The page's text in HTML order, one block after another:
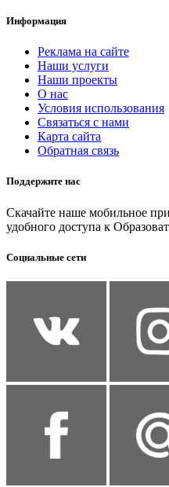
Информация
Реклама на сайте
Наши услуги
Наши проекты
О нас
Условия использования
Связаться с нами
Карта сайта
Обратная связь
Поддержите нас
Скачайте наше мобильное
удобного доступа к
Социальные сети